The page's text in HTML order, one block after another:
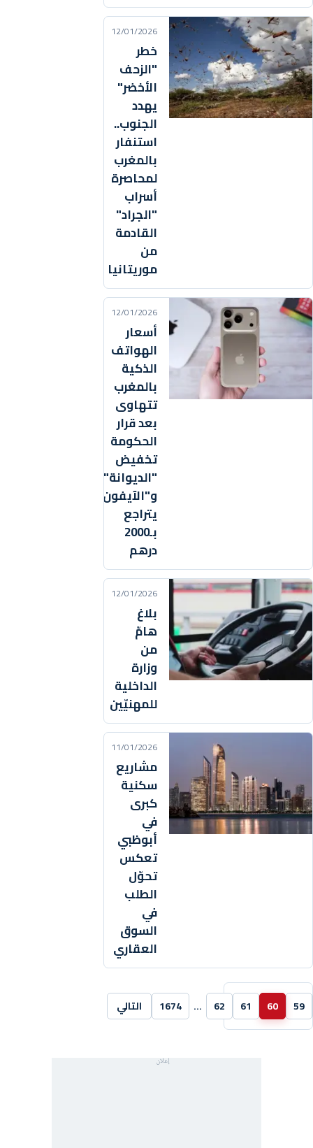
12/01/2026
خطر
"الزحف
الأخضر"
يهدد
الجنوب..
استنفار
بالمغرب
لمحاصرة
أسراب
"الجراد"
القادمة
من
موريتانيا
12/01/2026
أسعار
الهواتف
الذكية
بالمغرب
تتهاوى
بعد قرار
الحكومة
تخفيض
"الديوانة"
و"الآيفون"
يتراجع
بـ2000
درهم
12/01/2026
بلاغ
هامّ
من
وزارة
الداخلية
للمهنيّين
11/01/2026
مشاريع
سكنية
كبرى
في
أبوظبي
تعكس
تحوّل
الطلب
في
السوق
العقاري
59
60
61
62
…
1674 التالي